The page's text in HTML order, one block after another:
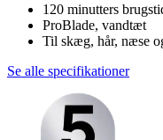
120 minutters
ProBlade, vandtæt
Til skæg, hår, næse
Se alle specifikationer